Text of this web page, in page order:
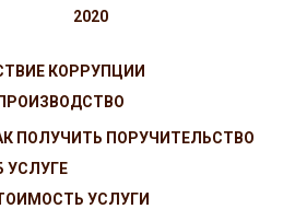
2020
КОРРУПЦИИ
ПОЛУЧИТЬ ПОРУЧИТЕЛЬСТВО
УСЛУГЕ
УСЛУГИ